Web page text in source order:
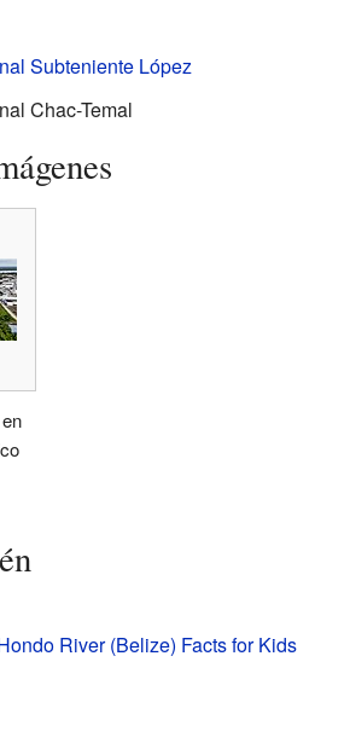
Subteniente López
Chac-Temal
River (Belize) Facts for Kids